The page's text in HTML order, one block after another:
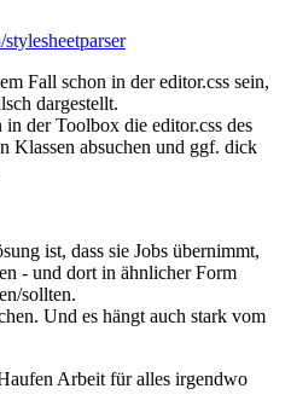
Fall schon in der editor.css sein,
dargestellt.
der Toolbox die editor.css des
Klassen absuchen und ggf. dick
ist, dass sie Jobs übernimmt,
- und dort in ähnlicher Form
sollten.
Und es hängt auch stark vom
Arbeit für alles irgendwo